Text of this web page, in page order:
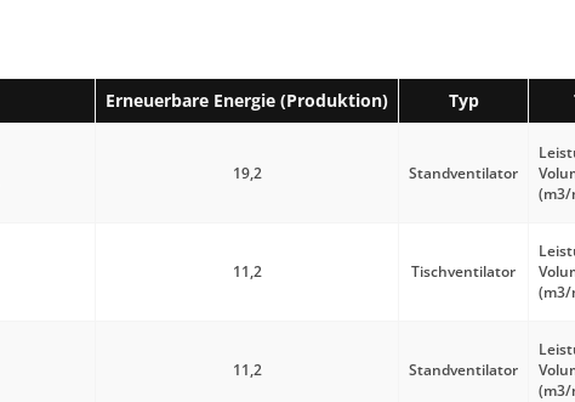
Erneuerbare Energie (Produktion) Typ
19,2 Standventilator
(m3/
11,2 Tischventilator
(m3/
11,2 Standventilator
(m3/